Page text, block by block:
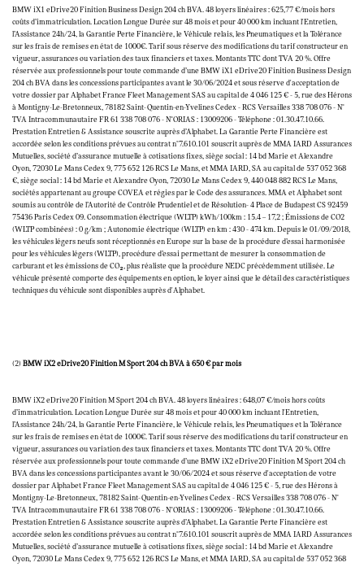
BMW iX1 eDrive20 Finition Business Design 204 ch BVA. 48 loyers linéaires : 625,77 €/mois hors
coûts d’immatriculation. Location Longue Durée sur 48 mois et pour 40 000 km incluant l'Entretien,
l’Assistance 24h/24, la Garantie Perte Financière, le Véhicule relais, les Pneumatiques et la Tolérance
sur les frais de remises en état de 1000€. Tarif sous réserve des modifications du tarif constructeur en
vigueur, assurances ou variation des taux financiers et taxes. Montants TTC dont TVA 20 %. Offre
réservée aux professionnels pour toute commande d’une BMW iX1 eDrive20 Finition Business Design
204 ch BVA dans les concessions participantes avant le 30/06/2024 et sous réserve d'acceptation de
votre dossier par Alphabet France Fleet Management SAS au capital de 4 046 125 € - 5, rue des Hérons
à Montigny-Le-Bretonneux, 78182 Saint-Quentin-en-Yvelines Cedex - RCS Versailles 338 708 076 - N°
TVA Intracommunautaire FR 61 338 708 076 - N°ORIAS : 13009206 - Téléphone : 01.30.47.10.66.
Prestation Entretien & Assistance souscrite auprès d’Alphabet. La Garantie Perte Financière est
accordée selon les conditions prévues au contrat n°7.610.101 souscrit auprès de MMA IARD Assurances
Mutuelles, société d’assurance mutuelle à cotisations fixes, siège social : 14 bd Marie et Alexandre
Oyon, 72030 Le Mans Cedex 9, 775 652 126 RCS Le Mans, et MMA IARD, SA au capital de 537 052 368
€, siège social : 14 bd Marie et Alexandre Oyon, 72030 Le Mans Cedex 9, 440 048 882 RCS Le Mans,
sociétés appartenant au groupe COVEA et régies par le Code des assurances. MMA et Alphabet sont
soumis au contrôle de l’Autorité de Contrôle Prudentiel et de Résolution- 4 Place de Budapest CS 92459
75436 Paris Cedex 09. Consommation électrique (WLTP) kWh/100km : 15.4 – 17,2 ; Émissions de CO2
(WLTP combinées) : 0 g/km ; Autonomie électrique (WLTP) en km : 430 - 474 km. Depuis le 01/09/2018,
les véhicules légers neufs sont réceptionnés en Europe sur la base de la procédure d’essai harmonisée
pour les véhicules légers (WLTP), procédure d’essai permettant de mesurer la consommation de
carburant et les émissions de CO₂, plus réaliste que la procédure NEDC précédemment utilisée. Le
véhicule présenté comporte des équipements en option, le loyer ainsi que le détail des caractéristiques
techniques du véhicule sont disponibles auprès d'Alphabet.
(2) BMW iX2 eDrive20 Finition M Sport 204 ch BVA à 650 € par mois
BMW iX2 eDrive20 Finition M Sport 204 ch BVA. 48 loyers linéaires : 648,07 €/mois hors coûts
d’immatriculation. Location Longue Durée sur 48 mois et pour 40 000 km incluant l'Entretien,
l’Assistance 24h/24, la Garantie Perte Financière, le Véhicule relais, les Pneumatiques et la Tolérance
sur les frais de remises en état de 1000€. Tarif sous réserve des modifications du tarif constructeur en
vigueur, assurances ou variation des taux financiers et taxes. Montants TTC dont TVA 20 %. Offre
réservée aux professionnels pour toute commande d’une BMW iX2 eDrive20 Finition M Sport 204 ch
BVA dans les concessions participantes avant le 30/06/2024 et sous réserve d'acceptation de votre
dossier par Alphabet France Fleet Management SAS au capital de 4 046 125 € - 5, rue des Hérons à
Montigny-Le-Bretonneux, 78182 Saint-Quentin-en-Yvelines Cedex - RCS Versailles 338 708 076 - N°
TVA Intracommunautaire FR 61 338 708 076 - N°ORIAS : 13009206 - Téléphone : 01.30.47.10.66.
Prestation Entretien & Assistance souscrite auprès d’Alphabet. La Garantie Perte Financière est
accordée selon les conditions prévues au contrat n°7.610.101 souscrit auprès de MMA IARD Assurances
Mutuelles, société d’assurance mutuelle à cotisations fixes, siège social : 14 bd Marie et Alexandre
Oyon, 72030 Le Mans Cedex 9, 775 652 126 RCS Le Mans, et MMA IARD, SA au capital de 537 052 368